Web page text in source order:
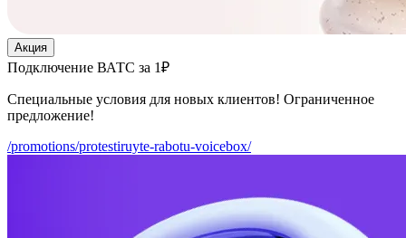
Акция
Подключение ВАТС за 1₽
Специальные условия для новых клиентов! Ограниченное
предложение!
/promotions/protestiruyte-rabotu-voicebox/